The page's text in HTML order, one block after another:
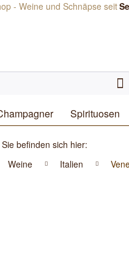
Spirituosen
Sie befinden sich hier:
Weine
Italien